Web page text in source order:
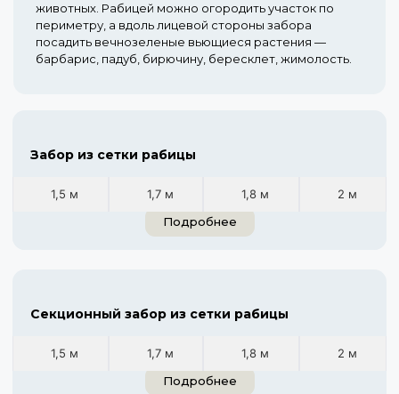
животных. Рабицей можно огородить участок по
периметру, а вдоль лицевой стороны забора
посадить вечнозеленые вьющиеся растения —
барбарис, падуб, бирючину, бересклет, жимолость.
Забор из сетки рабицы
1,5 м 1,7 м 1,8 м
2 м
Подробнее
Секционный забор из сетки рабицы
1,5 м 1,7 м 1,8 м
2 м
Подробнее